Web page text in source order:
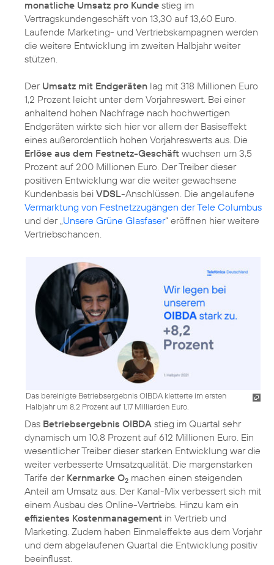
monatliche Umsatz pro Kunde stieg im
Vertragskundengeschäft von 13,30 auf 13,60 Euro.
Laufende Marketing- und Vertriebskampagnen werden
die weitere Entwicklung im zweiten Halbjahr weiter
stützen.
Der Umsatz mit Endgeräten lag mit 318 Millionen Euro
1,2 Prozent leicht unter dem Vorjahreswert. Bei einer
anhaltend hohen Nachfrage nach hochwertigen
Endgeräten wirkte sich hier vor allem der Basiseffekt
eines außerordentlich hohen Vorjahreswerts aus. Die
Erlöse aus dem Festnetz-Geschäft wuchsen um 3,5
Prozent auf 200 Millionen Euro. Der Treiber dieser
positiven Entwicklung war die weiter gewachsene
Kundenbasis bei VDSL-Anschlüssen. Die angelaufene
Vermarktung von Festnetzzugängen der Tele Columbus
und der „Unsere Grüne Glasfaser“ eröffnen hier weitere
Vertriebschancen.
Das bereinigte Betriebsergebnis OIBDA kletterte im ersten
Halbjahr um 8,2 Prozent auf 1,17 Milliarden Euro.
Das Betriebsergebnis OIBDA stieg im Quartal sehr
dynamisch um 10,8 Prozent auf 612 Millionen Euro. Ein
wesentlicher Treiber dieser starken Entwicklung war die
weiter verbesserte Umsatzqualität. Die margenstarken
Tarife der Kernmarke O2 machen einen steigenden
Anteil am Umsatz aus. Der Kanal-Mix verbessert sich mit
einem Ausbau des Online-Vertriebs. Hinzu kam ein
effizientes Kostenmanagement in Vertrieb und
Marketing. Zudem haben Einmaleffekte aus dem Vorjahr
und dem abgelaufenen Quartal die Entwicklung positiv
beeinflusst.